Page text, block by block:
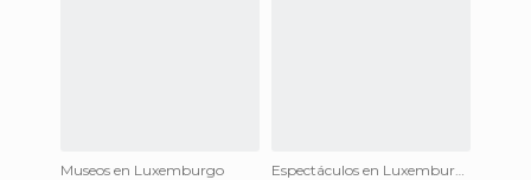
Museos en Luxemburgo
Espectáculos en Luxemburgo